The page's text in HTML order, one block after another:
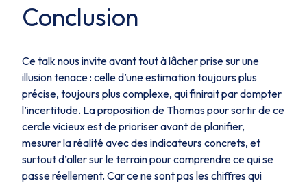
Conclusion
Ce talk nous invite avant tout à lâcher prise sur une
illusion tenace : celle d’une estimation toujours plus
précise, toujours plus complexe, qui finirait par dompter
l’incertitude. La proposition de Thomas pour sortir de ce
cercle vicieux est de prioriser avant de planifier,
mesurer la réalité avec des indicateurs concrets, et
surtout d’aller sur le terrain pour comprendre ce qui se
passe réellement. Car ce ne sont pas les chiffres qui